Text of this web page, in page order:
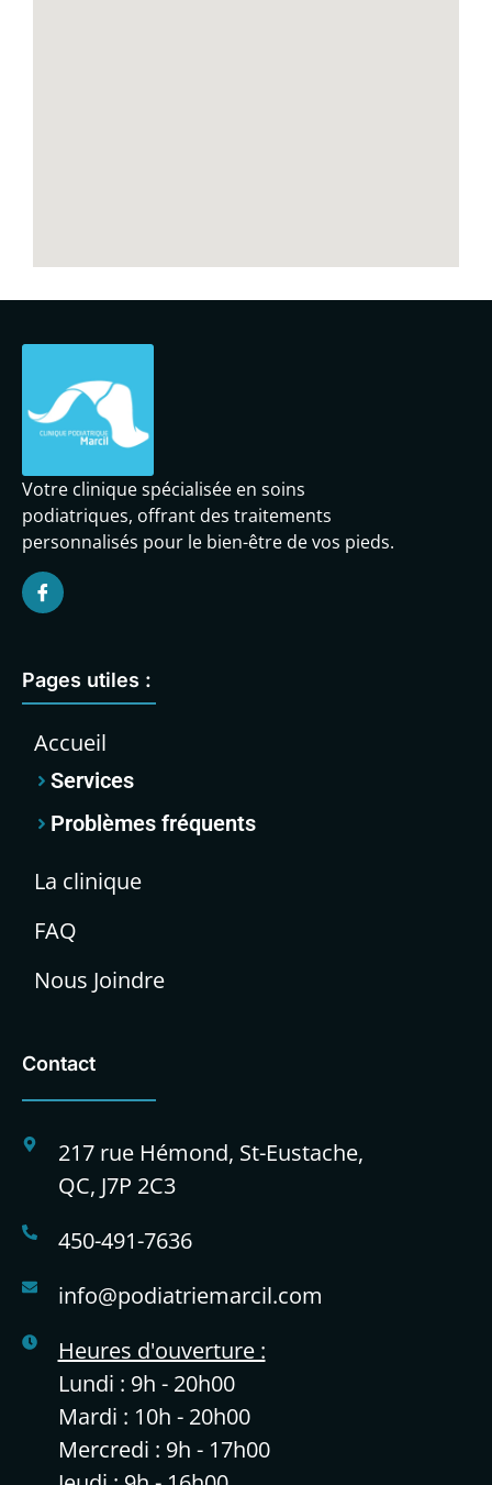
Votre clinique spécialisée en soins
podiatriques, offrant des traitements
personnalisés pour le bien-être de vos pieds.
Pages utiles :
Accueil
Services
Problèmes fréquents
La clinique
FAQ
Nous Joindre
Contact
217 rue Hémond, St-Eustache,
QC, J7P 2C3
450-491-7636
info@podiatriemarcil.com
Heures d'ouverture :
Lundi : 9h - 20h00
Mardi : 10h - 20h00
Mercredi : 9h - 17h00